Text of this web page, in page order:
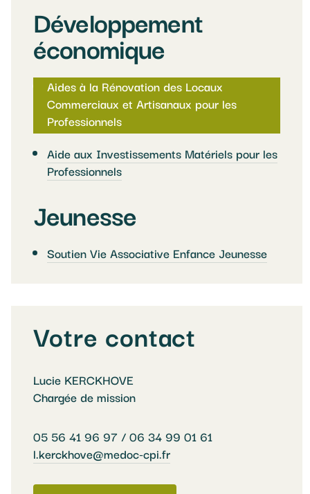
Développement
économique
Aides à la Rénovation des Locaux
Commerciaux et Artisanaux pour les
Professionnels
Aide aux Investissements Matériels pour les
Professionnels
Jeunesse
Soutien Vie Associative Enfance Jeunesse
Votre contact
Lucie KERCKHOVE
Chargée de mission
05 56 41 96 97 / 06 34 99 01 61
l.kerckhove@medoc-cpi.fr